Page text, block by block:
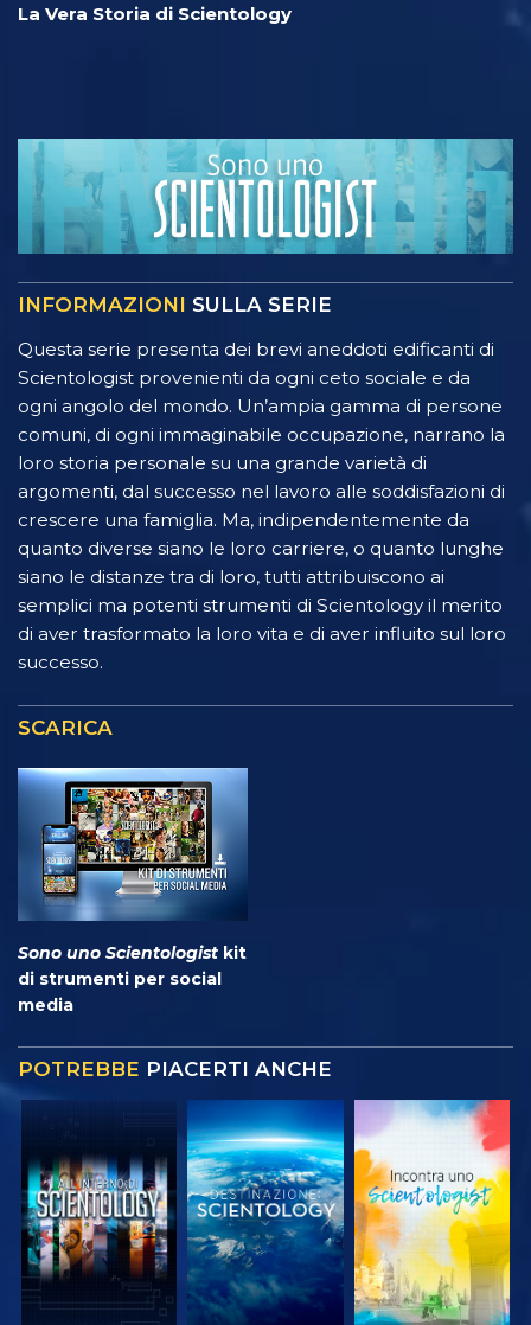
La Vera Storia di Scientology
INFORMAZIONI SULLA SERIE
Questa serie presenta dei brevi aneddoti edificanti di
Scientologist provenienti da ogni ceto sociale e da
ogni angolo del mondo. Un’ampia gamma di persone
comuni, di ogni immaginabile occupazione, narrano la
loro storia personale su una grande varietà di
argomenti, dal successo nel lavoro alle soddisfazioni di
crescere una famiglia. Ma, indipendentemente da
quanto diverse siano le loro carriere, o quanto lunghe
siano le distanze tra di loro, tutti attribuiscono ai
semplici ma potenti strumenti di Scientology il merito
di aver trasformato la loro vita e di aver influito sul loro
successo.
SCARICA
Sono uno Scientologist kit
di strumenti per social
media
POTREBBE PIACERTI ANCHE